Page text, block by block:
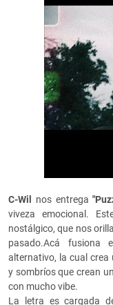
C-Wil nos entrega
viveza emocional.
nostálgico, que nos
pasado.Acá
alternativo, la cual crea
y sombríos que crean
con mucho vibe.
La letra es cargada